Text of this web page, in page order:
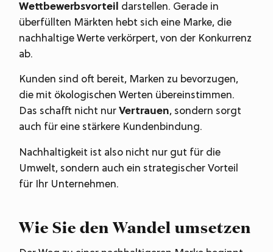
Wettbewerbsvorteil darstellen. Gerade in
überfüllten Märkten hebt sich eine Marke, die
nachhaltige Werte verkörpert, von der Konkurrenz
ab.
Kunden sind oft bereit, Marken zu bevorzugen,
die mit ökologischen Werten übereinstimmen.
Das schafft nicht nurVertrauen, sondern sorgt
auch für eine stärkere Kundenbindung.
Nachhaltigkeit ist also nicht nur gut für die
Umwelt, sondern auch ein strategischer Vorteil
für Ihr Unternehmen.
Wie Sie den Wandel umsetzen